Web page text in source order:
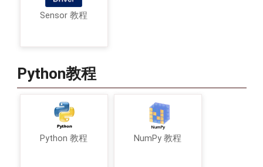
Sensor 教程
Python教程
Python 教程 NumPy 教程